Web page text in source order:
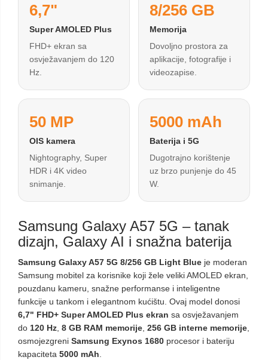
6,7"
Super AMOLED Plus
FHD+ ekran sa
osvježavanjem do 120
Hz.
8/256 GB
Memorija
Dovoljno prostora za
aplikacije, fotografije i
videozapise.
50 MP
OIS kamera
Nightography, Super
HDR i 4K video
snimanje.
5000 mAh
Baterija i 5G
Dugotrajno korištenje
uz brzo punjenje do 45
W.
Samsung Galaxy A57 5G – tanak
dizajn, Galaxy AI i snažna baterija
Samsung Galaxy A57 5G 8/256 GB Light Blue je moderan
Samsung mobitel za korisnike koji žele veliki AMOLED ekran,
pouzdanu kameru, snažne performanse i inteligentne
funkcije u tankom i elegantnom kućištu. Ovaj model donosi
6,7" FHD+ Super AMOLED Plus ekran sa osvježavanjem
do 120 Hz 8 GB RAM memorije 256 GB interne memorije
osmojezgreni Samsung Exynos 1680 procesor i bateriju
kapaciteta 5000 mAh